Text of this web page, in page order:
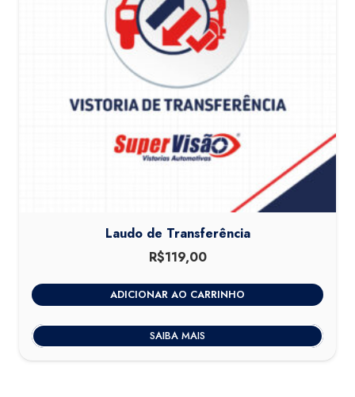
Laudo de Transferência
R$119,00
ADICIONAR AO CARRINHO
SAIBA MAIS